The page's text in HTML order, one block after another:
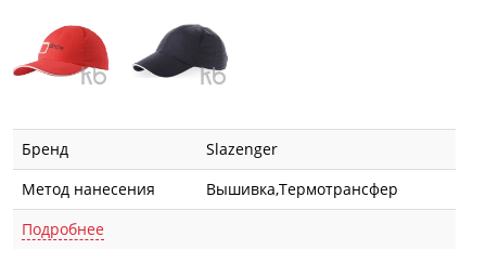
Бренд
Slazenger
Метод нанесения
Вышивка,Термотрансфер
Подробнее